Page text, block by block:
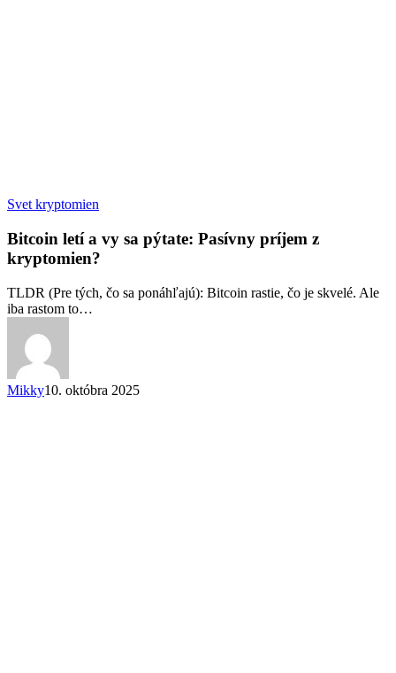
Svet kryptomien
a
vy
pýtate:
Pasívny
Bitcoin letí a vy sa pýtate: Pasívny príjem z
kryptomien?
TLDR (Pre tých, čo sa ponáhľajú): Bitcoin rastie, čo je skvelé. Ale
iba rastom to…
Mikky10. októbra 2025